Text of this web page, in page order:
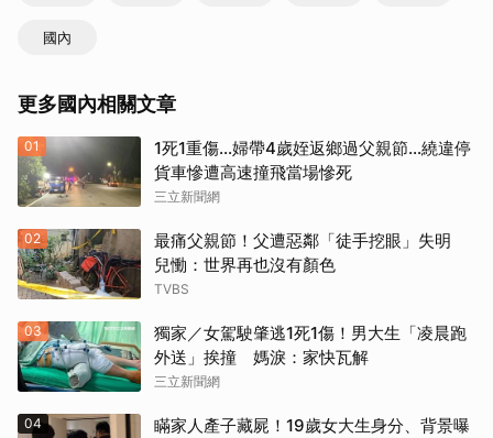
國內
更多國內相關文章
01
1死1重傷…婦帶4歲姪返鄉過父親節…繞違停
貨車慘遭高速撞飛當場慘死
三立新聞網
02
最痛父親節！父遭惡鄰「徒手挖眼」失明
兒慟：世界再也沒有顏色
TVBS
03
獨家／女駕駛肇逃1死1傷！男大生「凌晨跑
外送」挨撞 媽淚：家快瓦解
三立新聞網
04
瞞家人產子藏屍！19歲女大生身分、背景曝